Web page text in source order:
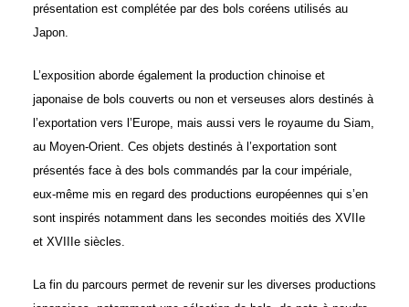
présentation est complétée par des bols coréens utilisés au
Japon.
L’exposition aborde également la production chinoise et
japonaise de bols couverts ou non et verseuses alors destinés à
l’exportation vers l’Europe, mais aussi vers le royaume du Siam,
au Moyen-Orient. Ces objets destinés à l’exportation sont
présentés face à des bols commandés par la cour impériale,
eux-même mis en regard des productions européennes qui s’en
sont inspirés notamment dans les secondes moitiés des XVIIe
et XVIIIe siècles.
La fin du parcours permet de revenir sur les diverses productions